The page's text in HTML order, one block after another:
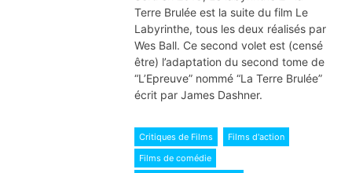
Terre Brulée est la suite du film Le
Labyrinthe, tous les deux réalisés par
Wes Ball. Ce second volet est (censé
être) l’adaptation du second tome de
“L’Epreuve” nommé “La Terre Brulée”
écrit par James Dashner.
Critiques de Films
Films d'action
Films de comédie